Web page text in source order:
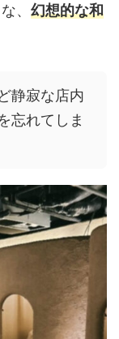
、 幻想的な和
静寂な店内
忘れてしま